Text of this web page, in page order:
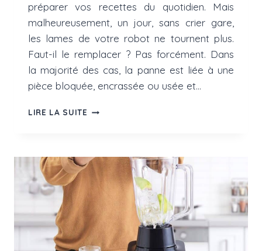
préparer vos recettes du quotidien. Mais
malheureusement, un jour, sans crier gare,
les lames de votre robot ne tournent plus.
Faut-il le remplacer ? Pas forcément. Dans
la majorité des cas, la panne est liée à une
pièce bloquée, encrassée ou usée et…
LIRE LA SUITE LES
ROBOT
TOURNENT
PLUS
CAUSES
POSSIBLES